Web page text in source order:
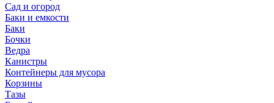
Сад и огород
Баки и емкости
Баки
Бочки
Ведра
Канистры
Контейнеры для мусора
Корзины
Тазы